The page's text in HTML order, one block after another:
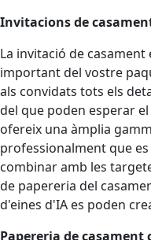
Invitacions de
La invitació de
important del vostre
als convidats tots els
del que poden esperar
ofereix una àmplia
professionalment que
combinar amb les
de papereria del
d'eines d'IA es poden
Papereria de casament